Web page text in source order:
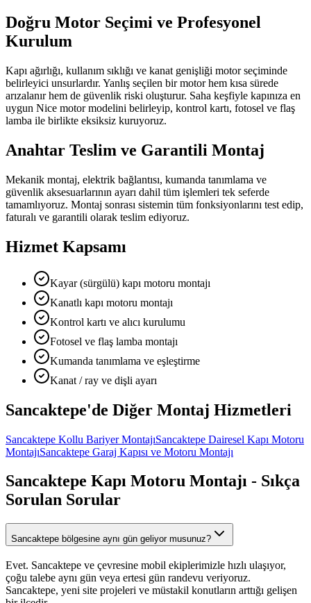
Doğru Motor Seçimi ve Profesyonel
Kurulum
Kapı ağırlığı, kullanım sıklığı ve kanat genişliği motor seçiminde
belirleyici unsurlardır. Yanlış seçilen bir motor hem kısa sürede
arızalanır hem de güvenlik riski oluşturur. Saha keşfiyle kapınıza en
uygun Nice motor modelini belirleyip, kontrol kartı, fotosel ve flaş
lamba ile birlikte eksiksiz kuruyoruz.
Anahtar Teslim ve Garantili Montaj
Mekanik montaj, elektrik bağlantısı, kumanda tanımlama ve
güvenlik aksesuarlarının ayarı dahil tüm işlemleri tek seferde
tamamlıyoruz. Montaj sonrası sistemin tüm fonksiyonlarını test edip,
faturalı ve garantili olarak teslim ediyoruz.
Hizmet Kapsamı
Kayar (sürgülü) kapı motoru montajı
Kanatlı kapı motoru montajı
Kontrol kartı ve alıcı kurulumu
Fotosel ve flaş lamba montajı
Kumanda tanımlama ve eşleştirme
Kanat / ray ve dişli ayarı
Sancaktepe'de Diğer Montaj Hizmetleri
Sancaktepe Kollu Bariyer MontajıSancaktepe Dairesel Kapı Motoru
MontajıSancaktepe Garaj Kapısı ve Motoru Montajı
Sancaktepe Kapı Motoru Montajı - Sıkça
Sorulan Sorular
Sancaktepe bölgesine aynı gün geliyor musunuz?
Evet. Sancaktepe ve çevresine mobil ekiplerimizle hızlı ulaşıyor,
çoğu talebe aynı gün veya ertesi gün randevu veriyoruz.
Sancaktepe, yeni site projeleri ve müstakil konutların arttığı gelişen